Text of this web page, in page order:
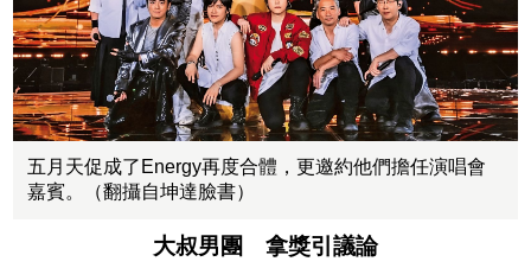
五月天促成了Energy再度合體，更邀約他們擔任演唱會
嘉賓。（翻攝自坤達臉書）
大叔男團 拿獎引議論